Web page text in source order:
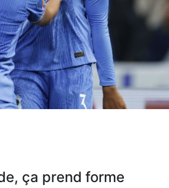
ça prend forme